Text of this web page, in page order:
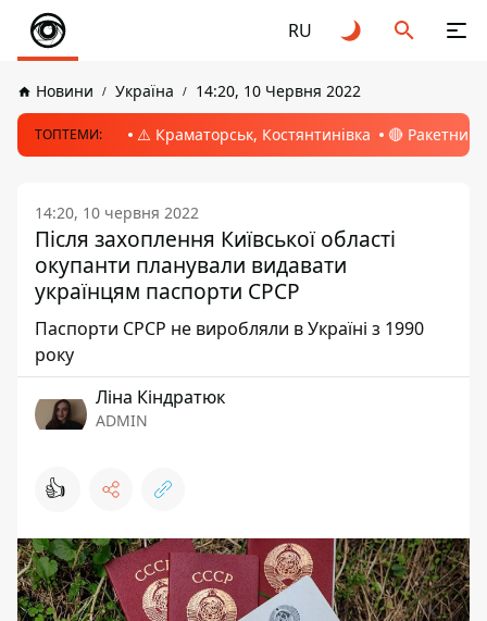
RU
Новини Україна 14:20, 10 Червня 2022
ТОПТЕМИ: ⚠️ Краматорськ, Костянтинівка 🔴 Ракетний
14:20, 10 червня 2022
Після захоплення Київської області
окупанти планували видавати
українцям паспорти СРСР
Паспорти СРСР не виробляли в Україні з 1990
року
Ліна Кіндратюк
ADMIN
👍